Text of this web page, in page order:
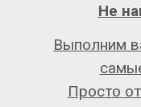
Выполним
Просто
Не